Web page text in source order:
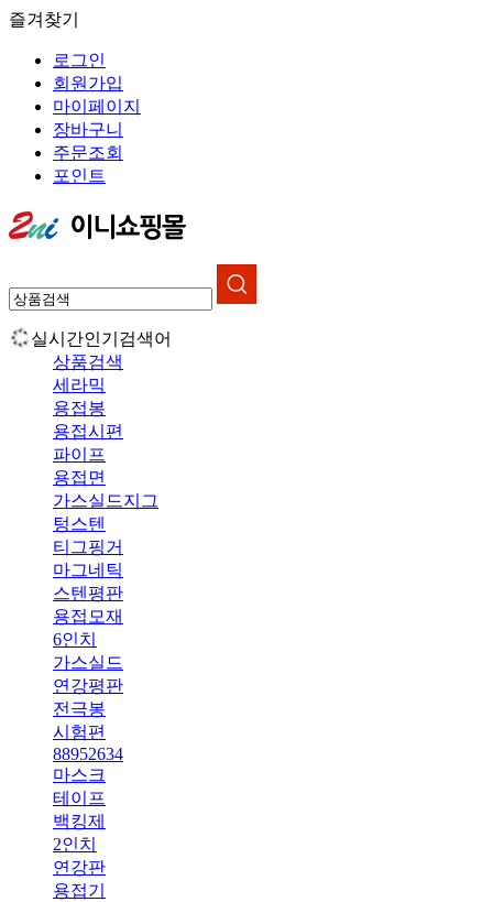
즐겨찾기
로그인
회원가입
마이페이지
장바구니
주문조회
포인트
실시간인기검색어
상품검색
세라믹
용접봉
용접시편
파이프
용접면
가스실드지그
텅스텐
티그핑거
마그네틱
스텐평판
용접모재
6인치
가스실드
연강평판
전극봉
시험편
88952634
마스크
테이프
백킹제
2인치
연강판
용접기